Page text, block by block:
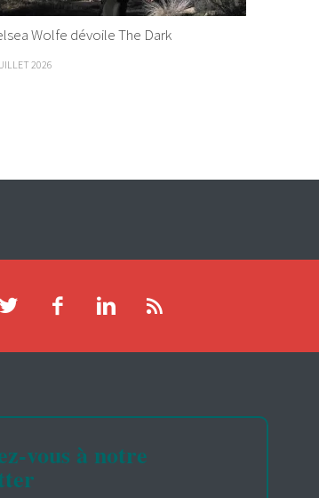
Wolfe dévoile The Dark
2026
vous à notre